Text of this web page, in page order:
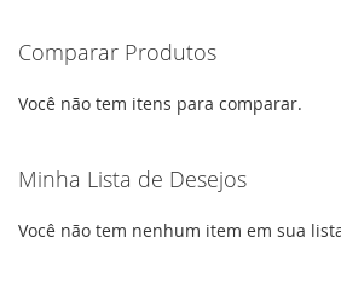
Comparar Produtos
Você não tem itens para comparar.
Minha Lista de Desejos
Você não tem nenhum item em sua